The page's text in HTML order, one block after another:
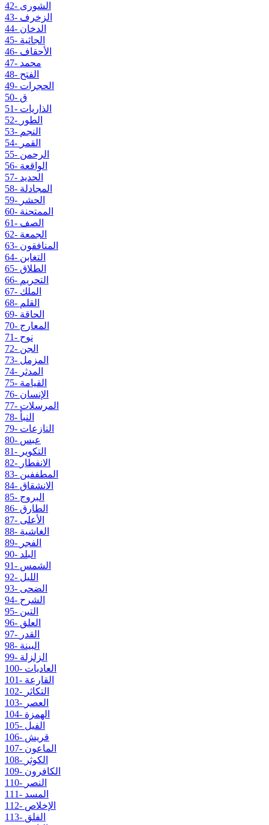
42- الشورى
43- الزخرف
44- الدخان
45- الجاثية
46- الأحقاف
47- محمد
48- الفتح
49- الحجرات
50- ق
51- الذاريات
52- الطور
53- النجم
54- القمر
55- الرحمن
56- الواقعة
57- الحديد
58- المجادلة
59- الحشر
60- الممتحنة
61- الصف
62- الجمعة
63- المنافقون
64- التغابن
65- الطلاق
66- التحريم
67- الملك
68- القلم
69- الحاقة
70- المعارج
71- نوح
72- الجن
73- المزمل
74- المدثر
75- القيامة
76- الإنسان
77- المرسلات
78- النبأ
79- النازعات
80- عبس
81- التكوير
82- الانفطار
83- المطففين
84- الانشقاق
85- البروج
86- الطارق
87- الأعلى
88- الغاشية
89- الفجر
90- البلد
91- الشمس
92- الليل
93- الضحى
94- الشرح
95- التين
96- العلق
97- القدر
98- البينة
99- الزلزلة
100- العاديات
101- القارعة
102- التكاثر
103- العصر
104- الهمزة
105- الفيل
106- قريش
107- الماعون
108- الكوثر
109- الكافرون
110- النصر
111- المسد
112- الإخلاص
113- الفلق